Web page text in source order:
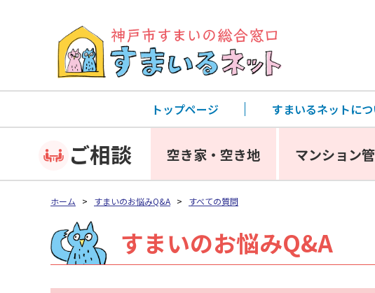
トップページ すまいるネットに
ご相談 空き家・空き地 マンション
ホーム > すまいのお悩みQ&A > すべての質問
すまいのお悩みQ&A